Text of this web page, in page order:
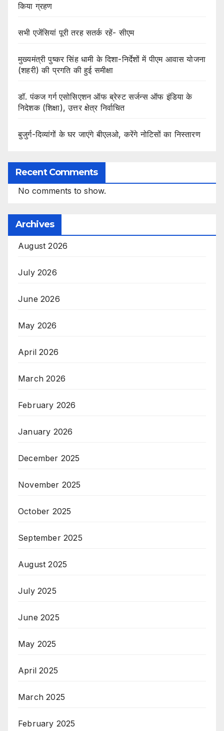
किया ग्रहण
सभी एजेंसियां पूरी तरह सतर्क रहें- सीएम
मुख्यमंत्री पुष्कर सिंह धामी के दिशा-निर्देशों में पीएम आवास योजना
(शहरी) की प्रगति की हुई समीक्षा
डॉ. पंकज गर्ग एसोसिएशन ऑफ ब्रेस्ट सर्जन्स ऑफ इंडिया के
निदेशक (शिक्षा), उत्तर क्षेत्र निर्वाचित
बुजुर्ग-दिव्यांगों के घर जाएंगे बीएलओ, करेंगे नोटिसों का निस्तारण
Recent Comments
No comments to show.
Archives
August 2026
July 2026
June 2026
May 2026
April 2026
March 2026
February 2026
January 2026
December 2025
November 2025
October 2025
September 2025
August 2025
July 2025
June 2025
May 2025
April 2025
March 2025
February 2025